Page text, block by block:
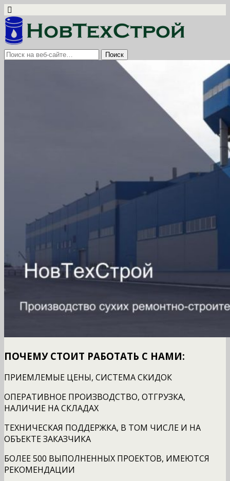
ПОЧЕМУ СТОИТ РАБОТАТЬ С НАМИ:
ПРИЕМЛЕМЫЕ ЦЕНЫ, СИСТЕМА СКИДОК
ОПЕРАТИВНОЕ ПРОИЗВОДСТВО, ОТГРУЗКА,
НАЛИЧИЕ НА СКЛАДАХ
ТЕХНИЧЕСКАЯ ПОДДЕРЖКА, В ТОМ ЧИСЛЕ И НА
ОБЪЕКТЕ ЗАКАЗЧИКА
БОЛЕЕ 500 ВЫПОЛНЕННЫХ ПРОЕКТОВ, ИМЕЮТСЯ
РЕКОМЕНДАЦИИ